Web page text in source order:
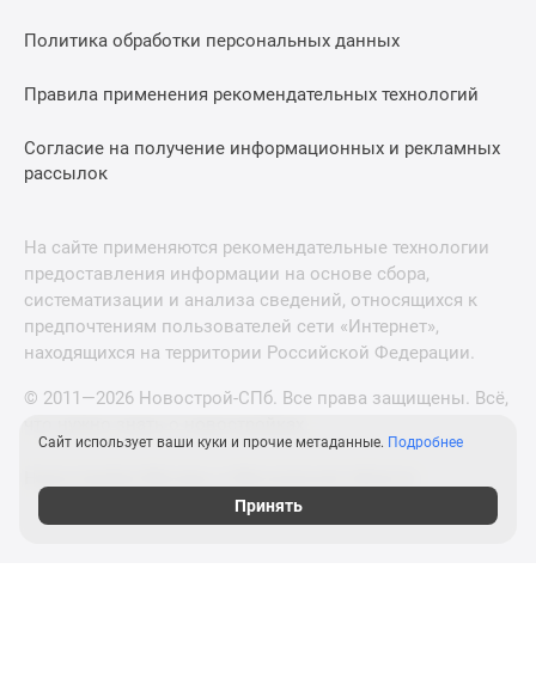
Политика обработки персональных данных
Правила применения рекомендательных технологий
Согласие на получение информационных и рекламных
рассылок
На сайте применяются рекомендательные технологии
предоставления информации на основе сбора,
систематизации и анализа сведений, относящихся к
предпочтениям пользователей сети «Интернет»,
находящихся на территории Российской Федерации.
© 2011—2026 Новострой-СПб. Все права защищены. Всё,
Сайт использует ваши куки и прочие метаданные. Подробнее
Принять